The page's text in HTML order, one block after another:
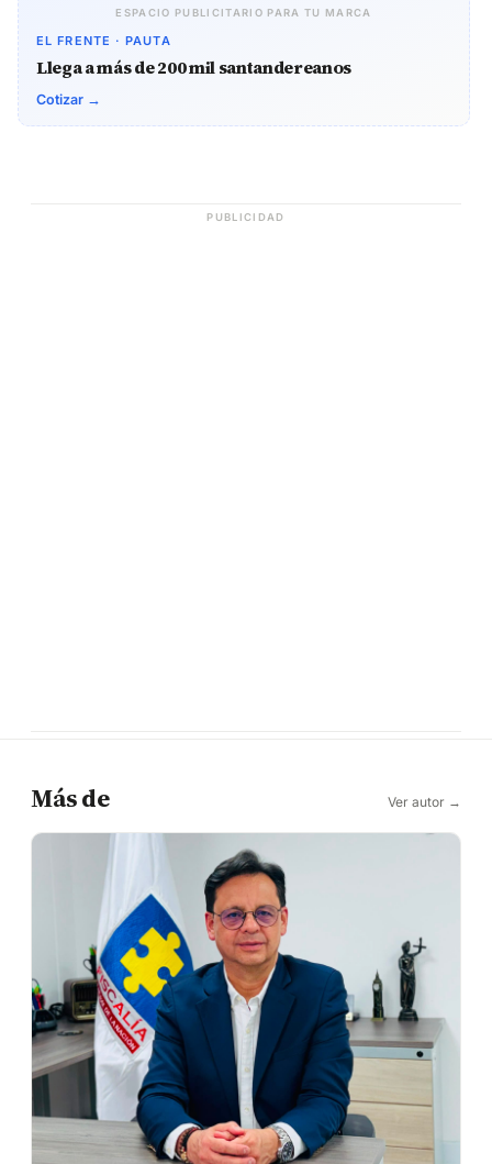
ESPACIO PUBLICITARIO PARA TU MARCA
EL FRENTE · PAUTA
Llega a más de 200 mil santandereanos
Cotizar →
PUBLICIDAD
Más de Ver autor →